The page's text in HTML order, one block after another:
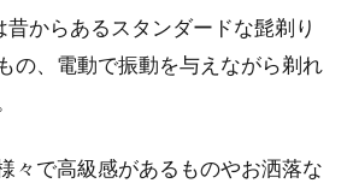
からあるスタンダードな髭剃り
の、電動で振動を与えながら剃れ
々で高級感があるものやお洒落な